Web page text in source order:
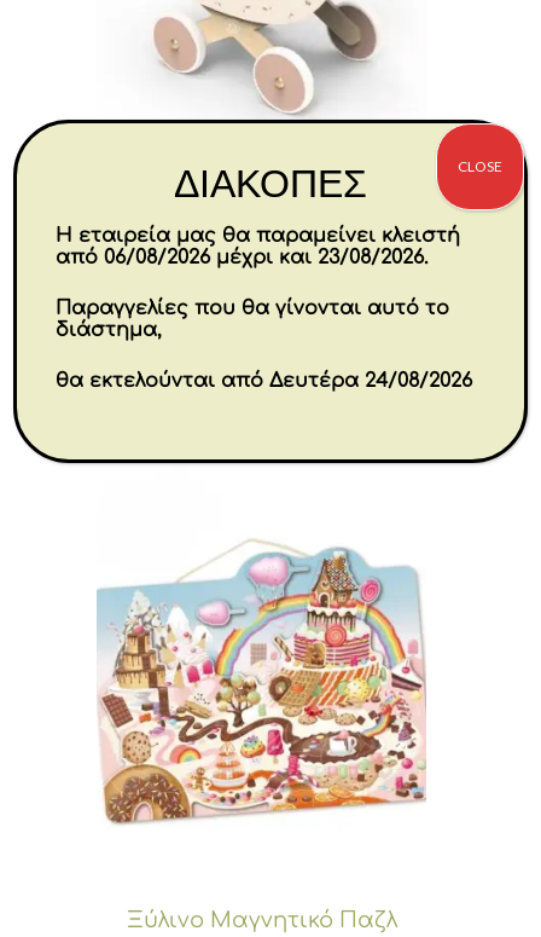
41x24x50,5 cm
Ξύλινο Μαγνητικό Παζλ
ΔΙΑΚΟΠΕΣ
Η εταιρεία μας θα παραμείνει κλειστή
από 06/08/2026 μέχρι και 23/08/2026.
Παραγγελίες που θα γίνονται αυτό το
διάστημα,
θα εκτελούνται από Δευτέρα 24/08/2026
CLOSE